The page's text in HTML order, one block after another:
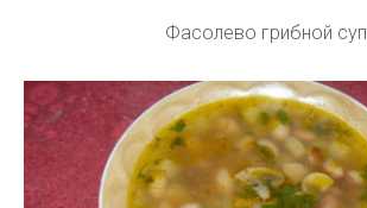
Фасолево грибной суп